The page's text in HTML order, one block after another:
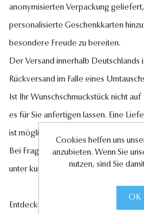
anonymisierten Verpackung
personalisierte Geschenkkarten
besondere Freude zu bereiten.
Der Versand innerhalb
Rückversand im Falle eines
Ist Ihr Wunschschmuckstück nicht
es für Sie anfertigen lassen. Eine
ist möglich.
Bei Fragen steht Ihnen unser
unter kundenservice@antwerp-
Entdecken Sie jetzt unsere exquisite
Cookies helfen uns
anzubieten. Wenn Sie
nutzen, sind Sie
OK